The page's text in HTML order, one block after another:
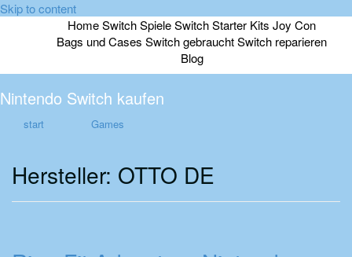
Skip to content
HomeSwitch SpieleSwitch Starter Kits Joy Con
Bags und Cases Switch gebrauchtSwitch reparieren
Blog
Nintendo Switch kaufen
start Games
Hersteller: OTTO DE